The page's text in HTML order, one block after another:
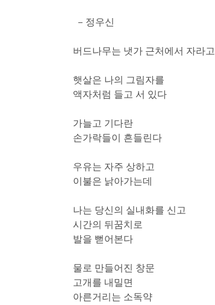
– 정우신
버드나무는 냇가 근처에서 자라고
햇살은 나의 그림자를
액자처럼 들고 서 있다
가늘고 기다란
손가락들이 흔들린다
우유는 자주 상하고
이불은 낡아가는데
나는 당신의 실내화를 신고
시간의 뒤꿈치로
발을 뻗어본다
물로 만들어진 창문
고개를 내밀면
아른거리는 소독약